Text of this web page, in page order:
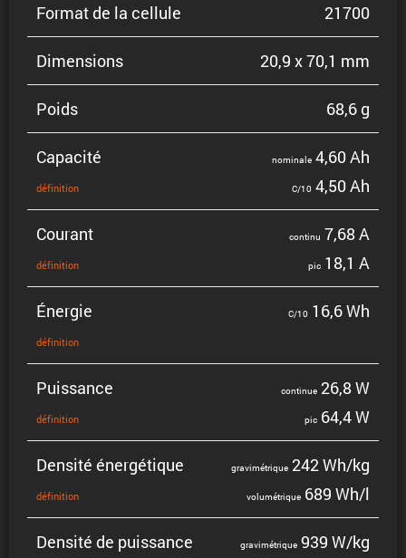
Format de la cellule 21700
Dimen­sions 20,9 x 70,1 mm
Poids 68,6 g
Capacité
défini­tion
nominale 4,60 Ah
C/10 4,50 Ah
Courant
défini­tion
continu 7,68 A
pic 18,1 A
Énergie
défini­tion
C/10 16,6 Wh
Puissance
défini­tion
continue 26,8 W
pic 64,4 W
Densité énergé­tique
défini­tion
gravi­mé­trique 242 Wh/kg
volumé­trique 689 Wh/l
Densité de puissance gravi­mé­trique 939 W/kg